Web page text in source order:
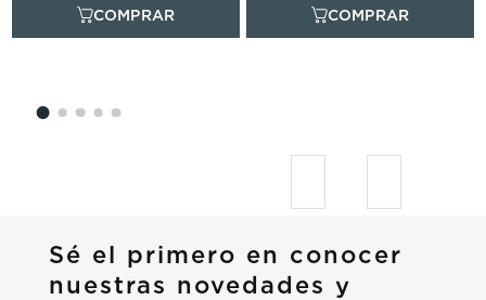
Sé el primero en conocer
nuestras novedades y